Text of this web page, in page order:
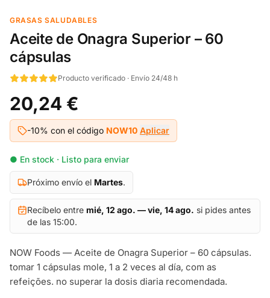
GRASAS SALUDABLES
Aceite de Onagra Superior – 60
cápsulas
Producto verificado · Envío 24/48 h
20,24 €
-10% con el código NOW10 Aplicar
● En stock · Listo para enviar
Próximo envío el Martes.
Recíbelo entre mié, 12 ago. — vie, 14 ago. si pides antes
de las 15:00.
NOW Foods — Aceite de Onagra Superior – 60 cápsulas.
tomar 1 cápsulas mole, 1 a 2 veces al día, com as
refeições. no superar la dosis diaria recomendada.